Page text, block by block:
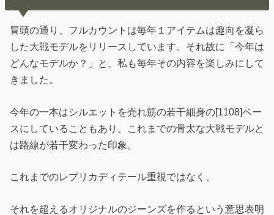
冒頭の通り、フルカウントは毎年１アイテムは趣向を凝ら
した大戦モデルをリリースしています。それ故に「今年は
どんなモデルか？」と、私も毎年その内容を楽しみにして
きました。
今年の一本はシルエットを売れ筋の若干細身の[1108]ベー
スにしていることもあり、これまでの骨太な大戦モデルと
は路線が若干変わった印象。
これまでのレプリカディテール重視ではなく、
それを超えるオリジナルのジーンズを作るという意思表明